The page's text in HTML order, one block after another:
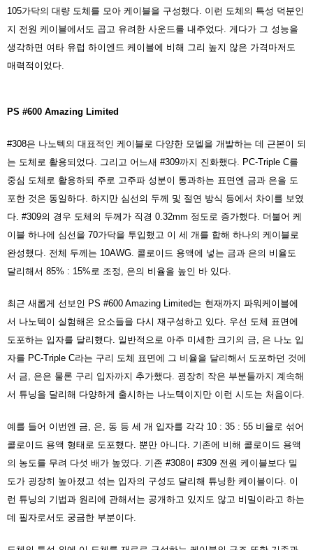
105가닥의 대량 도체를 모아 케이블을 구성했다. 이런 도체의 특성 덕분인
지 전원 케이블에서도 곱고 유려한 사운드를 내주었다. 게다가 그 성능을
생각하면 여타 유럽 하이엔드 케이블에 비해 그리 높지 않은 가격마저도
매력적이었다.
PS #600 Amazing Limited
#308은 나노텍의 대표적인 케이블로 다양한 모델을 개발하는 데 근본이 되
는 도체로 활용되었다. 그리고 어느새 #309까지 진화했다. PC-Triple C를
중심 도체로 활용하되 주로 고주파 성분이 통과하는 표면엔 금과 은을 도
포한 것은 동일하다. 하지만 심선의 두께 및 절연 방식 등에서 차이를 보였
다. #309의 경우 도체의 두께가 직경 0.32mm 정도로 증가했다. 더불어 케
이블 하나에 심선을 70가닥을 투입했고 이 세 개를 합해 하나의 케이블로
완성했다. 전체 두께는 10AWG. 콜로이드 용액에 넣는 금과 은의 비율도
달리해서 85% : 15%로 조정, 은의 비율을 높인 바 있다.
최근 새롭게 선보인 PS #600 Amazing Limited는 현재까지 파워케이블에
서 나노텍이 실험해온 요소들을 다시 재구성하고 있다. 우선 도체 표면에
도포하는 입자를 달리했다. 일반적으로 아주 미세한 크기의 금, 은 나노 입
자를 PC-Triple C라는 구리 도체 표면에 그 비율을 달리해서 도포하던 것에
서 금, 은은 물론 구리 입자까지 추가했다. 굉장히 작은 부분들까지 계속해
서 튜닝을 달리해 다양하게 출시하는 나노텍이지만 이런 시도는 처음이다.
예를 들어 이번엔 금, 은, 동 등 세 개 입자를 각각 10 : 35 : 55 비율로 섞어
콜로이드 용액 형태로 도포했다. 뿐만 아니다. 기존에 비해 콜로이드 용액
의 농도를 무려 다섯 배가 높였다. 기존 #308이 #309 전원 케이블보다 밀
도가 굉장히 높아졌고 섞는 입자의 구성도 달리해 튜닝한 케이블이다. 이
런 튜닝의 기법과 원리에 관해서는 공개하고 있지도 않고 비밀이라고 하는
데 필자로서도 궁금한 부분이다.